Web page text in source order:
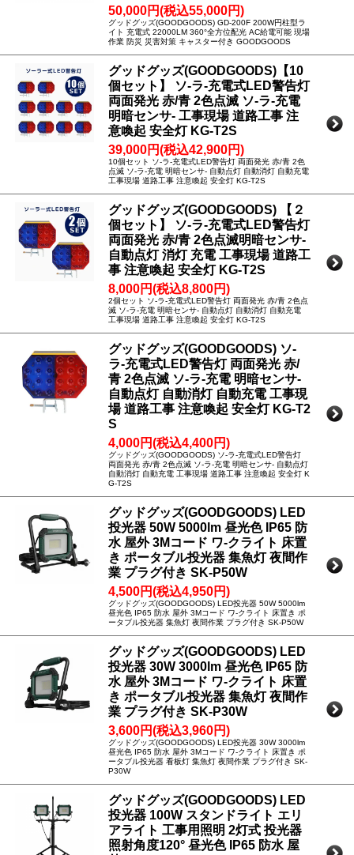
50,000円(税込55,000円)
グッドグッズ(GOODGOODS) GD-200F 200W円柱型ラ
イト 充電式 22000LM 360°全方位配光 AC給電可能 現場
作業 防災 災害対策 キャスター付き GOODGOODS
グッドグッズ(GOODGOODS)【10
個セット】 ソ-ラ-充電式LED警告灯
両面発光 赤/青 2色点滅 ソ-ラ-充電
明暗センサ- 工事現場 道路工事 注
意喚起 安全灯 KG-T2S
39,000円(税込42,900円)
10個セット ソ-ラ-充電式LED警告灯 両面発光 赤/青 2色
点滅 ソ-ラ-充電 明暗センサ- 自動点灯 自動消灯 自動充電
工事現場 道路工事 注意喚起 安全灯 KG-T2S
グッドグッズ(GOODGOODS) 【２
個セット】 ソ-ラ-充電式LED警告灯
両面発光 赤/青 2色点滅明暗センサ-
自動点灯 消灯 充電 工事現場 道路工
事 注意喚起 安全灯 KG-T2S
8,000円(税込8,800円)
2個セット ソ-ラ-充電式LED警告灯 両面発光 赤/青 2色点
滅 ソ-ラ-充電 明暗センサ- 自動点灯 自動消灯 自動充電
工事現場 道路工事 注意喚起 安全灯 KG-T2S
グッドグッズ(GOODGOODS) ソ-
ラ-充電式LED警告灯 両面発光 赤/
青 2色点滅 ソ-ラ-充電 明暗センサ-
自動点灯 自動消灯 自動充電 工事現
場 道路工事 注意喚起 安全灯 KG-T2
S
4,000円(税込4,400円)
グッドグッズ(GOODGOODS) ソ-ラ-充電式LED警告灯
両面発光 赤/青 2色点滅 ソ-ラ-充電 明暗センサ- 自動点灯
自動消灯 自動充電 工事現場 道路工事 注意喚起 安全灯 K
G-T2S
グッドグッズ(GOODGOODS) LED
投光器 50W 5000lm 昼光色 IP65 防
水 屋外 3Mコード ワ-クライト 床置
き ポータブル投光器 集魚灯 夜間作
業 プラグ付き SK-P50W
4,500円(税込4,950円)
グッドグッズ(GOODGOODS) LED投光器 50W 5000lm
昼光色 IP65 防水 屋外 3Mコード ワ-クライト 床置き ポ
ータブル投光器 集魚灯 夜間作業 プラグ付き SK-P50W
グッドグッズ(GOODGOODS) LED
投光器 30W 3000lm 昼光色 IP65 防
水 屋外 3Mコード ワ-クライト 床置
き ポータブル投光器 集魚灯 夜間作
業 プラグ付き SK-P30W
3,600円(税込3,960円)
グッドグッズ(GOODGOODS) LED投光器 30W 3000lm
昼光色 IP65 防水 屋外 3Mコード ワ-クライト 床置き ポ
ータブル投光器 看板灯 集魚灯 夜間作業 プラグ付き SK-
P30W
グッドグッズ(GOODGOODS) LED
投光器 100W スタンドライト エリ
アライト 工事用照明 2灯式 投光器
照射角度120° 昼光色 IP65 防水 屋